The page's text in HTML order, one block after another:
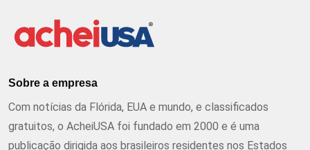
Sobre a empresa
Com notícias da Flórida, EUA e mundo, e classificados
gratuitos, o AcheiUSA foi fundado em 2000 e é uma
publicação dirigida aos brasileiros residentes nos Estados